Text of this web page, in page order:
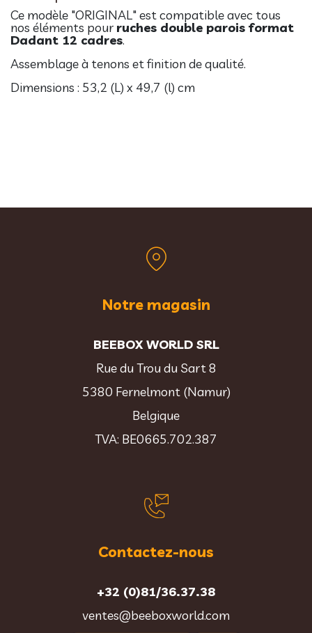
Ce modèle "ORIGINAL" est compatible avec tous
nos éléments pour ruches double parois format
Dadant 12 cadres.
Assemblage à tenons et finition de qualité.
Dimensions : 53,2 (L) x 49,7 (l) cm
Notre magasin
BEEBOX WORLD SRL
Rue du Trou du Sart 8
5380 Fernelmont (Namur)
Belgique
TVA: BE0665.702.387
Contactez-nous
+32 (0)81/36.37.38
ventes@beeboxworld.com